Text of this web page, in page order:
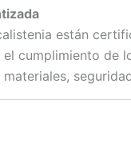
están
cumplimiento de